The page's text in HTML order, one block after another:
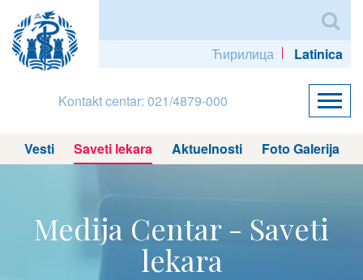
Ћирилица Latinica
Kontakt centar: 021/4879-000
Vesti Saveti lekara Aktuelnosti Foto Galerija
Medija Centar - Saveti
lekara